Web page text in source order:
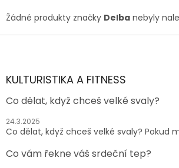
Žádné produkty značky Delba nebyly
Z
aKULTURISTIKA A FITNESS
Co dělat, když chceš velké svaly?
24.3.2025
Co dělat, když chceš velké svaly? Pokud
Co vám řekne váš srdeční tep?